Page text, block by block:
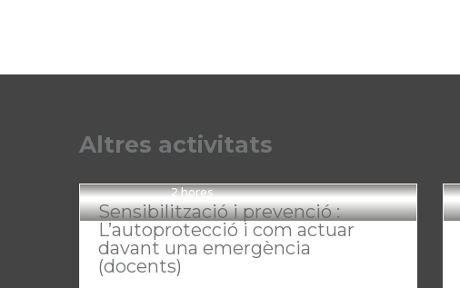
Altres activitats
2 hores
Sensibilització i prevenció :
L’autoprotecció i com actuar
davant una emergència
(docents)